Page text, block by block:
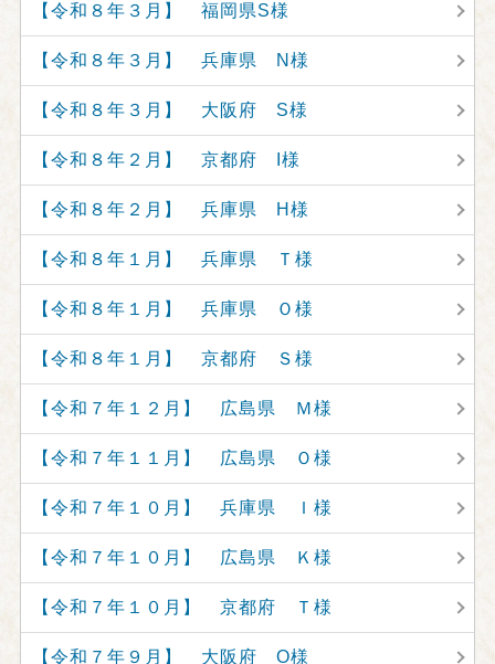
【令和８年３月】 福岡県S様
【令和８年３月】 兵庫県 N様
【令和８年３月】 大阪府 S様
【令和８年２月】 京都府 I様
【令和８年２月】 兵庫県 H様
【令和８年１月】 兵庫県 Ｔ様
【令和８年１月】 兵庫県 Ｏ様
【令和８年１月】 京都府 Ｓ様
【令和７年１２月】 広島県 Ｍ様
【令和７年１１月】 広島県 Ｏ様
【令和７年１０月】 兵庫県 Ｉ様
【令和７年１０月】 広島県 Ｋ様
【令和７年１０月】 京都府 Ｔ様
【令和７年９月】 大阪府 O様